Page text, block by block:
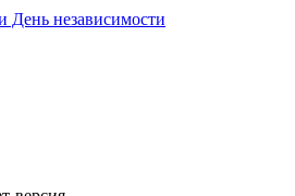
День независимости